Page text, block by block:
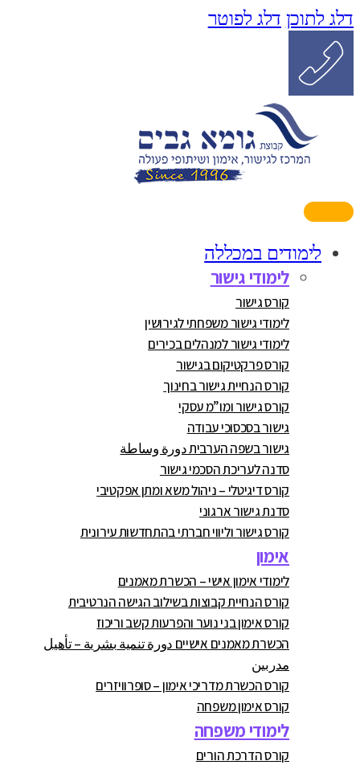
דלג לתוכן דלג לפוטר
לימודים במכללה
לימודי גישור
קורס גישור
לימודי גישור משפחתי לגירושין
לימודי גישור למנהלים בכירים
קורס פרקטיקום בגישור
קורס הנחיית גישור בחינוך
קורס גישור ומו”מ עסקי
גישור בסכסוכי עבודה
גישור בשפה הערבית دورة وساطة
סדנה לעריכת הסכמי גישור
קורס דיגיטלי – ניהול משא ומתן אפקטיבי
סדנת גישור ארגוני
קורס גישור וליווי חברתי בהתחדשות עירונית
אימון
לימודי אימון אישי – הכשרת מאמנים
קורס הנחיית קבוצות בשילוב הגישה הנרטיבית
קורס אימון בני נוער והפרעות קשב וריכוז
הכשרת מאמנים אישיים دورة تنمية بشرية – تأهيل
مدربين
קורס הכשרת מדריכי אימון – סופרוויזרים
קורס אימון משפחה
לימודי משפחה
קורס הדרכת הורים